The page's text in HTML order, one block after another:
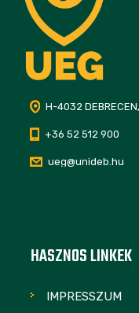
H-4032 DEBRECEN,
+36 52 512 900
ueg@unideb.hu
HASZNOS LINKEK
IMPRESSZUM